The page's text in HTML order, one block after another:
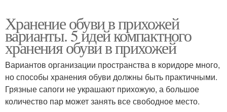
Хранение обуви в прихожей
варианты. 5 идей компактного
хранения обуви в прихожей
Вариантов организации пространства в коридоре много,
но способы хранения обуви должны быть практичными.
Грязные сапоги не украшают прихожую, а большое
количество пар может занять все свободное место.